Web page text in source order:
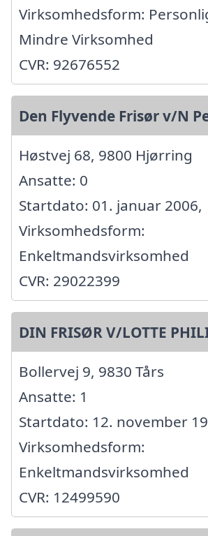
Virksomhedsform:
Mindre Virksomhed
CVR: 92676552
Den Flyvende Frisør v/N
Høstvej 68, 9800 Hjørring
Ansatte: 0
Startdato: 01. januar 2006,
Virksomhedsform:
Enkeltmandsvirksomhed
CVR: 29022399
DIN FRISØR V/LOTTE
Bollervej 9, 9830 Tårs
Ansatte: 1
Startdato: 12. november
Virksomhedsform:
Enkeltmandsvirksomhed
CVR: 12499590